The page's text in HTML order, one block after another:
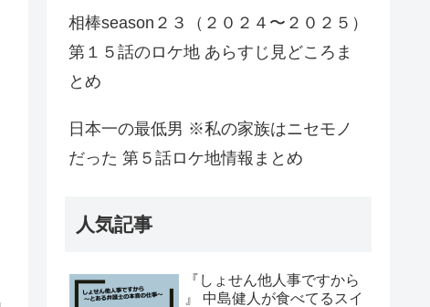
相棒season２３（２０２４〜２０２５）
第１５話のロケ地 あらすじ見どころま
とめ
日本一の最低男 ※私の家族はニセモノ
だった 第５話ロケ地情報まとめ
人気記事
『しょせん他人事ですから
』 中島健人が食べてるスイ